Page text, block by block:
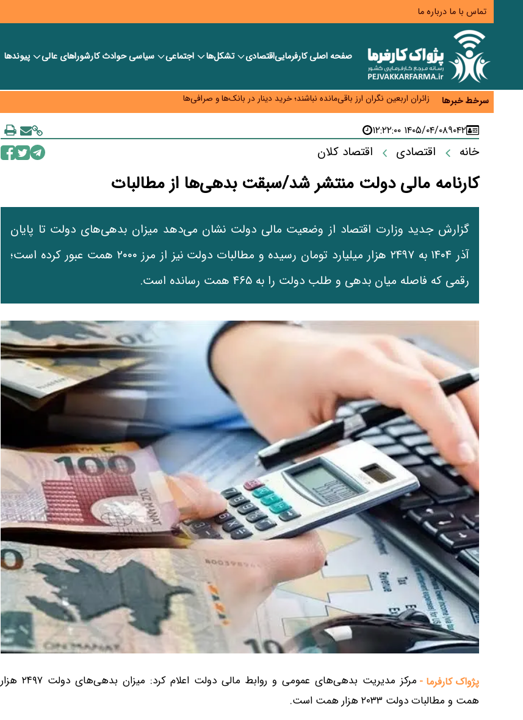
تماس با ما درباره ما
صفحه اصلیکارفرماییاقتصادی تشکل‌ها اجتماعی سیاسیحوادث کارشورا‎های عالی پیوندها
سرخط خبرها
همایش و مسابقه نذری ماه صفر برگزار شد
زائران اربعین نگران ارز باقی‌مانده نباشند؛ خرید دینار در بانک‌ها و صرافی‌ها
جنگ کریدورها وارد فاز جدید شد؛ سرمایه‌گذاری ۳۴۵ میلیارد دلاری اوراسیا تا ۲۰۳۵
تأمین سرمایه در گردش بدون خلق نقدینگی؛ نقش جدید سیاست‌های مالیاتی در حمایت از تولید
۹۰۴۲۱۴۰۵/۰۴/۰۸ ۱۲:۲۲:۰۰
خانه اقتصادی اقتصاد کلان
کارنامه مالی دولت منتشر شد/سبقت بدهی‌ها از مطالبات
گزارش جدید وزارت اقتصاد از وضعیت مالی دولت نشان می‌دهد میزان بدهی‌های دولت تا پایان
آذر ۱۴۰۴ به ۲۴۹۷ هزار میلیارد تومان رسیده و مطالبات دولت نیز از مرز ۲۰۰۰ همت عبور کرده است؛
رقمی که فاصله میان بدهی و طلب دولت را به ۴۶۵ همت رسانده است.
پژواک کارفرما -
مرکز مدیریت بدهی‌های عمومی و روابط مالی دولت اعلام کرد: میزان بدهی‌های دولت ۲۴۹۷ هزار
همت و مطالبات دولت ۲۰۳۳ هزار همت است.